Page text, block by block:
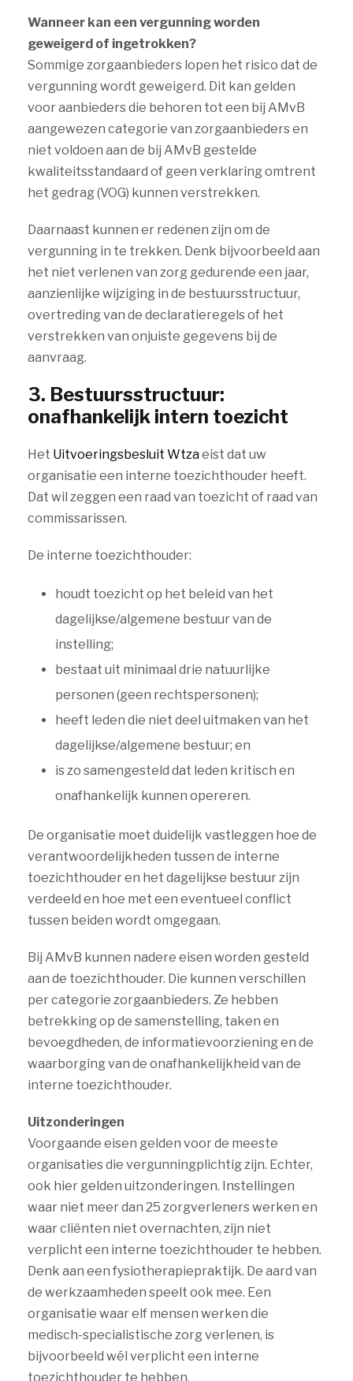
Wanneer kan een vergunning worden
geweigerd of ingetrokken?
Sommige zorgaanbieders lopen het risico dat de
vergunning wordt geweigerd. Dit kan gelden
voor aanbieders die behoren tot een bij AMvB
aangewezen categorie van zorgaanbieders en
niet voldoen aan de bij AMvB gestelde
kwaliteitsstandaard of geen verklaring omtrent
het gedrag (VOG) kunnen verstrekken.
Daarnaast kunnen er redenen zijn om de
vergunning in te trekken. Denk bijvoorbeeld aan
het niet verlenen van zorg gedurende een jaar,
aanzienlijke wijziging in de bestuursstructuur,
overtreding van de declaratieregels of het
verstrekken van onjuiste gegevens bij de
aanvraag.
3. Bestuursstructuur:
onafhankelijk intern toezicht
Het Uitvoeringsbesluit Wtzaeist dat uw
organisatie een interne toezichthouder heeft.
Dat wil zeggen een raad van toezicht of raad van
commissarissen.
De interne toezichthouder:
houdt toezicht op het beleid van het
dagelijkse/algemene bestuur van de
instelling;
bestaat uit minimaal drie natuurlijke
personen (geen rechtspersonen);
heeft leden die niet deel uitmaken van het
dagelijkse/algemene bestuur; en
is zo samengesteld dat leden kritisch en
onafhankelijk kunnen opereren.
De organisatie moet duidelijk vastleggen hoe de
verantwoordelijkheden tussen de interne
toezichthouder en het dagelijkse bestuur zijn
verdeeld en hoe met een eventueel conflict
tussen beiden wordt omgegaan.
Bij AMvB kunnen nadere eisen worden gesteld
aan de toezichthouder. Die kunnen verschillen
per categorie zorgaanbieders. Ze hebben
betrekking op de samenstelling, taken en
bevoegdheden, de informatievoorziening en de
waarborging van de onafhankelijkheid van de
interne toezichthouder.
Uitzonderingen
Voorgaande eisen gelden voor de meeste
organisaties die vergunningplichtig zijn. Echter,
ook hier gelden uitzonderingen. Instellingen
waar niet meer dan 25 zorgverleners werken en
waar cliënten niet overnachten, zijn niet
verplicht een interne toezichthouder te hebben.
Denk aan een fysiotherapiepraktijk. De aard van
de werkzaamheden speelt ook mee. Een
organisatie waar elf mensen werken die
medisch-specialistische zorg verlenen, is
bijvoorbeeld wél verplicht een interne
toezichthouder te hebben.